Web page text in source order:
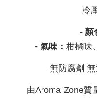
冷
- 顏
- 氣味： 柑橘味
無防腐劑
由Aroma-Zone質